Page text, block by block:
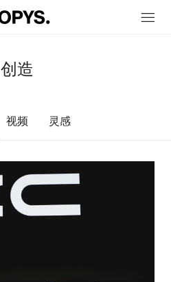
创造
视频 灵感